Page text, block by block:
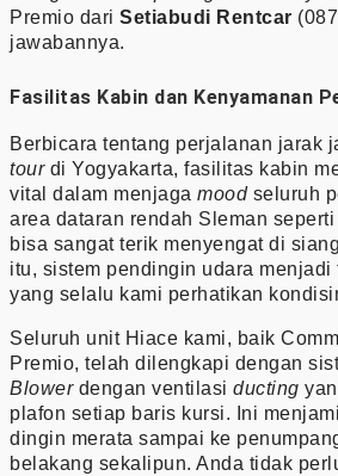
Premio dari Setiabudi Rentcar
jawabannya.
Fasilitas Kabin dan Kenyamanan
Berbicara tentang perjalanan jarak
tourdi Yogyakarta, fasilitas kabin
vital dalam menjaga moodseluruh
area dataran rendah Sleman
bisa sangat terik menyengat di
itu, sistem pendingin udara menjadi
yang selalu kami perhatikan
Seluruh unit Hiace kami, baik
Premio, telah dilengkapi dengan
Blowerdengan ventilasi ducting
plafon setiap baris kursi. Ini
dingin merata sampai ke
belakang sekalipun. Anda tidak